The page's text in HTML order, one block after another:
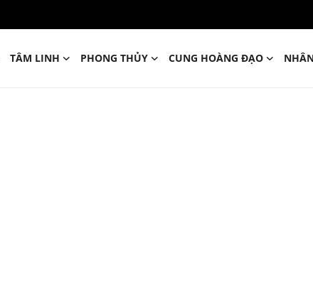
TÂM LINH PHONG THỦY CUNG HOÀNG ĐẠO